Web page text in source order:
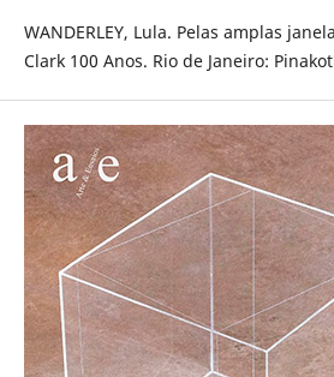
WANDERLEY, Lula. Pelas amplas
Clark 100 Anos. Rio de Janeiro: